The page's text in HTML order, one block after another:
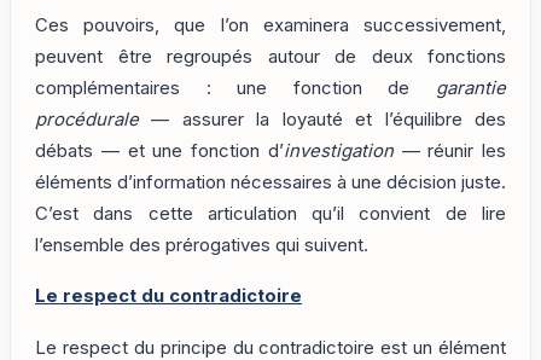
Ces pouvoirs, que l’on examinera successivement,
peuvent être regroupés autour de deux fonctions
complémentaires : une fonction de garantie
procédurale— assurer la loyauté et l’équilibre des
débats — et une fonction d’investigation— réunir les
éléments d’information nécessaires à une décision juste.
C’est dans cette articulation qu’il convient de lire
l’ensemble des prérogatives qui suivent.
Le respect du contradictoire
Le respect du principe du contradictoire est un élément